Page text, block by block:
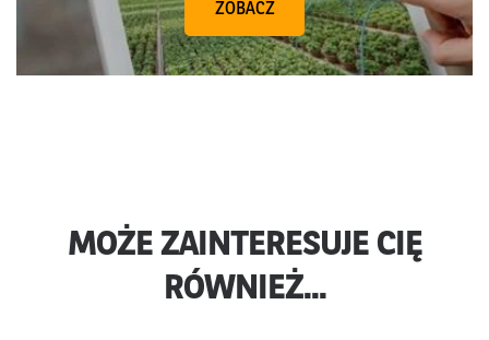
ZOBACZ
MOŻE ZAINTERESUJE CIĘ
RÓWNIEŻ...